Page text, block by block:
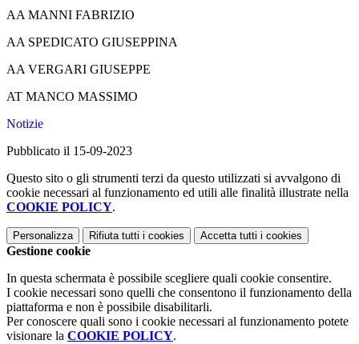
AA MANNI FABRIZIO
AA SPEDICATO GIUSEPPINA
AA VERGARI GIUSEPPE
AT MANCO MASSIMO
Notizie
Pubblicato il 15-09-2023
Questo sito o gli strumenti terzi da questo utilizzati si avvalgono di
cookie necessari al funzionamento ed utili alle finalità illustrate nella
COOKIE POLICY.
Personalizza Rifiuta tutti i cookies Accetta tutti i cookies
Gestione cookie
In questa schermata è possibile scegliere quali cookie consentire.
I cookie necessari sono quelli che consentono il funzionamento della
piattaforma e non è possibile disabilitarli.
Per conoscere quali sono i cookie necessari al funzionamento potete
visionare la COOKIE POLICY.